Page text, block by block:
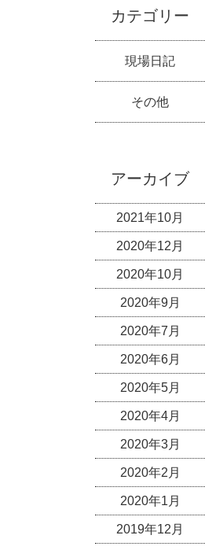
カテゴリー
現場日記
その他
アーカイブ
2021年10月
2020年12月
2020年10月
2020年9月
2020年7月
2020年6月
2020年5月
2020年4月
2020年3月
2020年2月
2020年1月
2019年12月